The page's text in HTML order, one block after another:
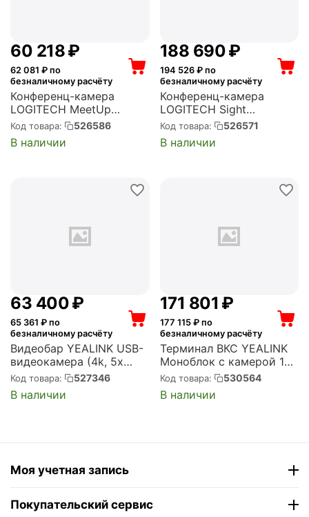
60 218₽
62 081 ₽ по
безналичному расчёту
Конференц-камера
LOGITECH MeetUp
черный 8Mpix
(3840x2160) USB3.0 с
микрофоном (960-
Код товара: 526586
В наличии
188 690₽
194 526₽ по
безналичному расчёту
Конференц-камера
LOGITECH Sight
WEBCAM Graphite USB
(960-001510)
Код товара: 526571
В наличии
63 400₽
65 361 ₽ по
безналичному расчёту
Видеобар YEALINK USB-
видеокамера (4k, 5x
EPTZ, встроенный
саундбар и микрофоны,
AMS-2 года) (UVC40 E2)
Код товара: 527346
В наличии
171 801 ₽
177 115₽ по
безналичному расчёту
Терминал ВКС YEALINK
Моноблок с камерой 12Х
(CTP18, WPP30, VCH51
,VCM34-2 шт., WF50,
AMS 2 года) (VC800-
Код товара: 530564
В наличии
Моя учетная запись
Покупательский сервис